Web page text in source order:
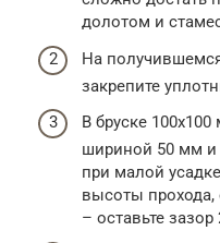
долотом и
На
закрепите
В бруске
шириной 50 мм и
при малой
высоты прохода,
– оставьте